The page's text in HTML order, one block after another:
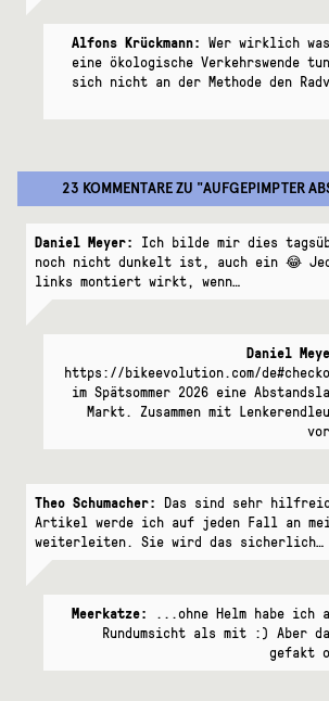
Alfons Krückmann: Wer wirklich
eine ökologische
sich nicht an der Methode den
23 KOMMENTAREZU "AUFGEPIMPTER
Daniel Meyer: Ich bilde mir dies
noch nicht dunkelt ist, auch ein 😂
links montiert wirkt, wenn…
Daniel
https://bikeevolution.com/
im Spätsommer 2026 eine
Markt. Zusammen mit
Theo Schumacher: Das sind sehr
Artikel werde ich auf jeden Fall an
weiterleiten. Sie wird das sicherlich…
Meerkatze:
...ohne Helm habe ich
Rundumsicht als mit :) Aber
gefakt